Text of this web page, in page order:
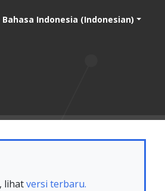
Bahasa Indonesia (Indonesian)
lihatversi terbaru.